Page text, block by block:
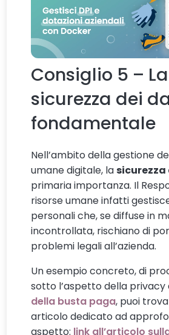
Consiglio 5 – La
sicurezza dei
fondamentale
Nell’ambito della gestione
umane digitale, la
primaria importanza. Il
risorse umane infatti
personali che, se diffuse in
incontrollata, rischiano di
problemi legali all’azienda.
Un esempio concreto, di
sotto l’aspetto della privacy
della busta paga, puoi
articolo dedicato ad
aspetto: link all’articolo